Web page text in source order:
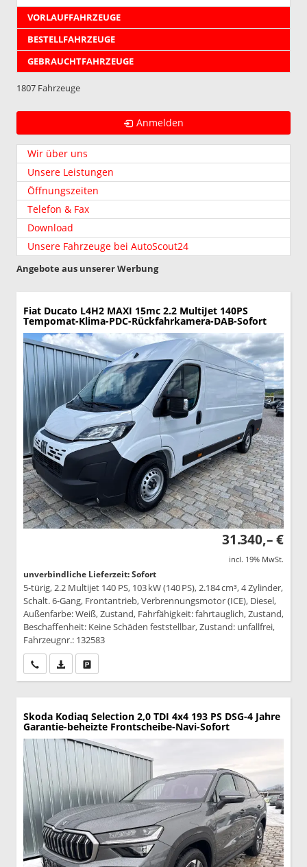
VORLAUFFAHRZEUGE
BESTELLFAHRZEUGE
GEBRAUCHTFAHRZEUGE
1807 Fahrzeuge
Anmelden
Wir über uns
Unsere Leistungen
Öffnungszeiten
Telefon & Fax
Download
Unsere Fahrzeuge bei AutoScout24
Angebote aus unserer Werbung
Fiat Ducato L4H2 MAXI 15mc 2.2 MultiJet 140PS
Tempomat-Klima-PDC-Rückfahrkamera-DAB-Sofort
31.340,– €
incl. 19% MwSt.
unverbindliche Lieferzeit: Sofort
5-türig, 2.2 Multijet 140 PS, 103 kW (140 PS), 2.184 cm³, 4 Zylinder,
Schalt. 6-Gang, Frontantrieb, Verbrennungsmotor (ICE), Diesel,
Außenfarbe: Weiß, Zustand, Fahrfähigkeit: fahrtauglich, Zustand,
Beschaffenheit: Keine Schäden feststellbar, Zustand: unfallfrei,
Fahrzeugnr.: 132583
Wir rufen Sie anPDF-Datei, Fahrzeugexposé drucken
Skoda Kodiaq Selection 2,0 TDI 4x4 193 PS DSG-4 Jahre
Garantie-beheizte Frontscheibe-Navi-Sofort